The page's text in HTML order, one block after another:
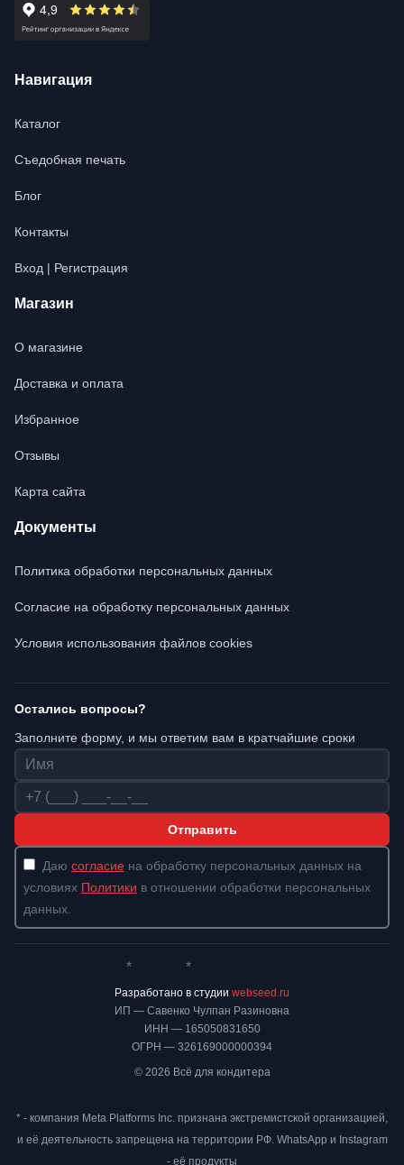
Навигация
Каталог
Съедобная печать
Блог
Контакты
Вход | Регистрация
Магазин
О магазине
Доставка и оплата
Избранное
Отзывы
Карта сайта
Документы
Политика обработки персональных данных
Согласие на обработку персональных данных
Условия использования файлов cookies
Остались вопросы?
Заполните форму, и мы ответим вам в кратчайшие сроки
Имя
Телефон
Отправить
Даю согласие на обработку персональных данных на
условиях Политики в отношении обработки персональных
данных.
ИП — Савенко Чулпан Разиновна
ИНН — 165050831650
ОГРН — 326169000000394
© 2026 Всё для кондитера
* *
Разработано в студии webseed.ru
* - компания Meta Platforms Inc. признана экстремистской организацией,
и её деятельность запрещена на территории РФ. WhatsApp и Instagram
- её продукты